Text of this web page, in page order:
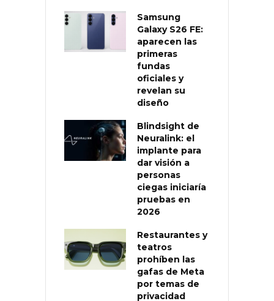
Samsung
Galaxy S26 FE:
aparecen las
primeras
fundas
oficiales y
revelan su
diseño
Blindsight de
Neuralink: el
implante para
dar visión a
personas
ciegas iniciaría
pruebas en
2026
Restaurantes y
teatros
prohíben las
gafas de Meta
por temas de
privacidad